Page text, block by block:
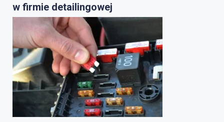
w firmie detailingowej